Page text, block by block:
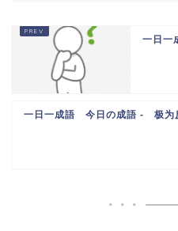
一日一
一日一成語 今日の成語 - 极为